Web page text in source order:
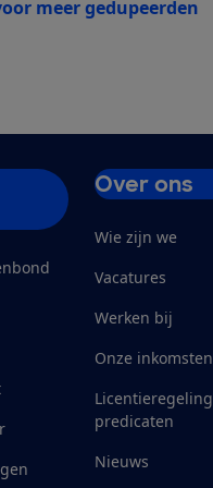
meer gedupeerden
Over ons
Wie zijn we
Vacatures
Werken bij
Onze inkomsten
Licentieregeling
predicaten
Nieuws